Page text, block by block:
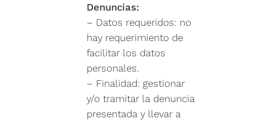
Denuncias:
– Datos requeridos: no
hay requerimiento de
facilitar los datos
personales.
– Finalidad: gestionar
y/o tramitar la denuncia
presentada y llevar a